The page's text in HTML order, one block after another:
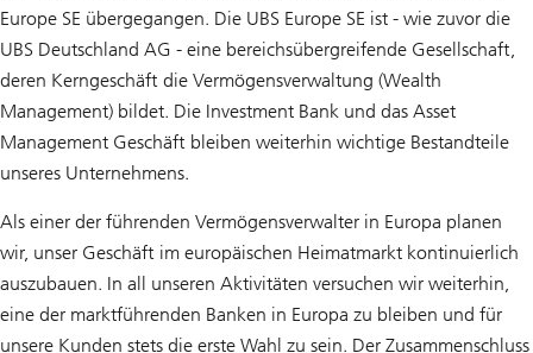
Europe SE übergegangen. Die UBS Europe SE ist - wie zuvor die
UBS Deutschland AG - eine bereichsübergreifende Gesellschaft,
deren Kerngeschäft die Vermögensverwaltung (Wealth
Management) bildet. Die Investment Bank und das Asset
Management Geschäft bleiben weiterhin wichtige Bestandteile
unseres Unternehmens.
Als einer der führenden Vermögensverwalter in Europa planen
wir, unser Geschäft im europäischen Heimatmarkt kontinuierlich
auszubauen. In all unseren Aktivitäten versuchen wir weiterhin,
eine der marktführenden Banken in Europa zu bleiben und für
unsere Kunden stets die erste Wahl zu sein. Der Zusammenschluss